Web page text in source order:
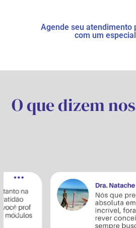
Agende seu atendimento
com um
O que dizem